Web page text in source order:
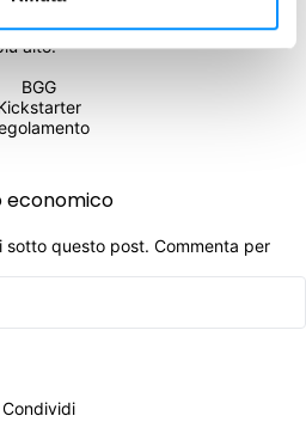
sommando il valore delle proprie
BGG
economico
sotto questo post. Commenta per
Condividi